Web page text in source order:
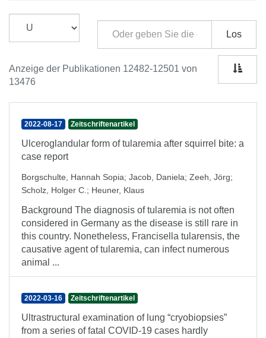
Los
Anzeige der Publikationen 12482-12501 von
13476
2022-08-17 Zeitschriftenartikel
Ulceroglandular form of tularemia after squirrel bite: a
case report
Borgschulte, Hannah Sopia; Jacob, Daniela; Zeeh, Jörg;
Scholz, Holger C. ; Heuner, Klaus
Background The diagnosis of tularemia is not often
considered in Germany as the disease is still rare in
this country. Nonetheless, Francisella tularensis, the
causative agent of tularemia, can infect numerous
animal ...
2022-03-16 Zeitschriftenartikel
Ultrastructural examination of lung “cryobiopsies”
from a series of fatal COVID-19 cases hardly